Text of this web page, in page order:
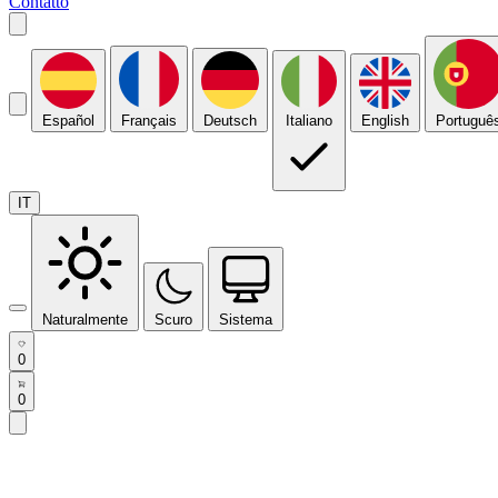
Español Français Deutsch Italiano English
IT
Naturalmente Scuro Sistema
0
0